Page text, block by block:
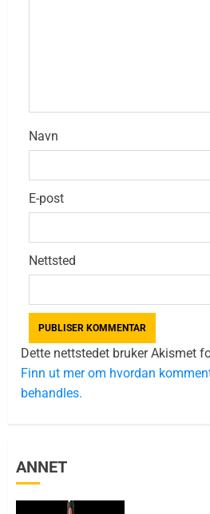
Navn
E-post
Nettsted
Dette nettstedet bruker Akismet
Finn ut mer om hvordan
behandles.
ANNET